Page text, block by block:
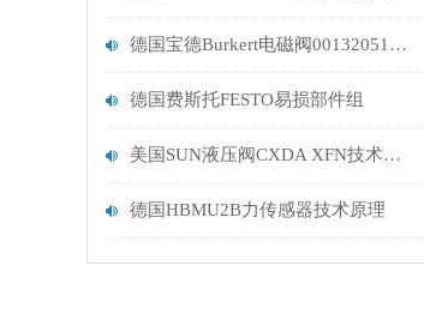
德国宝德Burkert电磁阀00132051详解
德国费斯托FESTO易损部件组
美国SUN液压阀CXDA XFN技术描述
德国HBMU2B力传感器技术原理